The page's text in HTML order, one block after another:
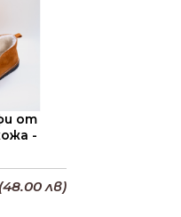
от
-
лв)